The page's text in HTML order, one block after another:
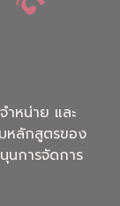
ำหน่าย และ
หลักสูตรของ
นการจัดการ